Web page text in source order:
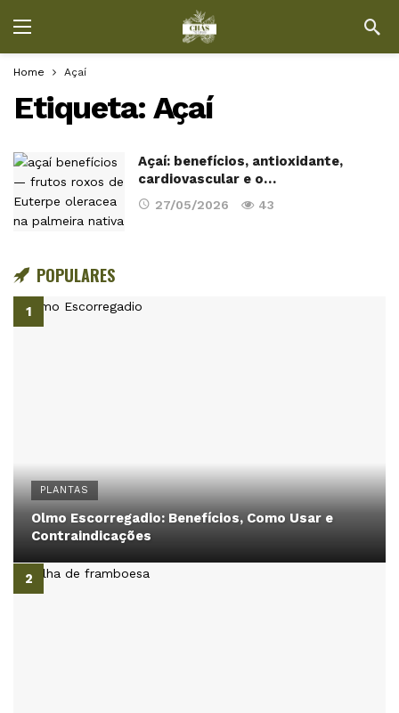
Home Açaí
Etiqueta: Açaí
Açaí: benefícios, antioxidante,
cardiovascular e o…
27/05/2026 43
POPULARES
PLANTAS
Olmo Escorregadio: Benefícios, Como Usar e
Contraindicações